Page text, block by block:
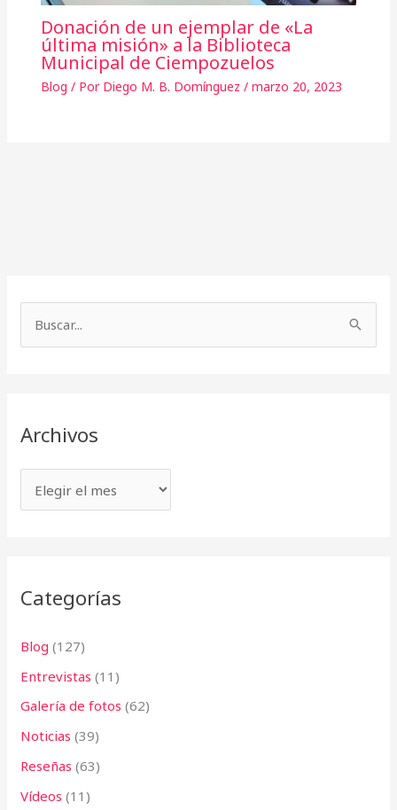
Donación de un ejemplar de «La
última misión» a la Biblioteca
Municipal de Ciempozuelos
Blog / Por Diego M. B. Domínguez / marzo 20, 2023
a
o
Archivos
o
s
Categorías
Blog (127)
Entrevistas (11)
Galería de fotos (62)
Noticias (39)
Reseñas (63)
Vídeos (11)